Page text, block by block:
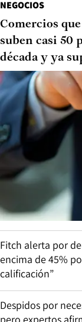
NEGOCIOS
Comercios
suben casi 50
década y ya
Fitch alerta por
encima de 45%
calificación”
Despidos por
pero expertos